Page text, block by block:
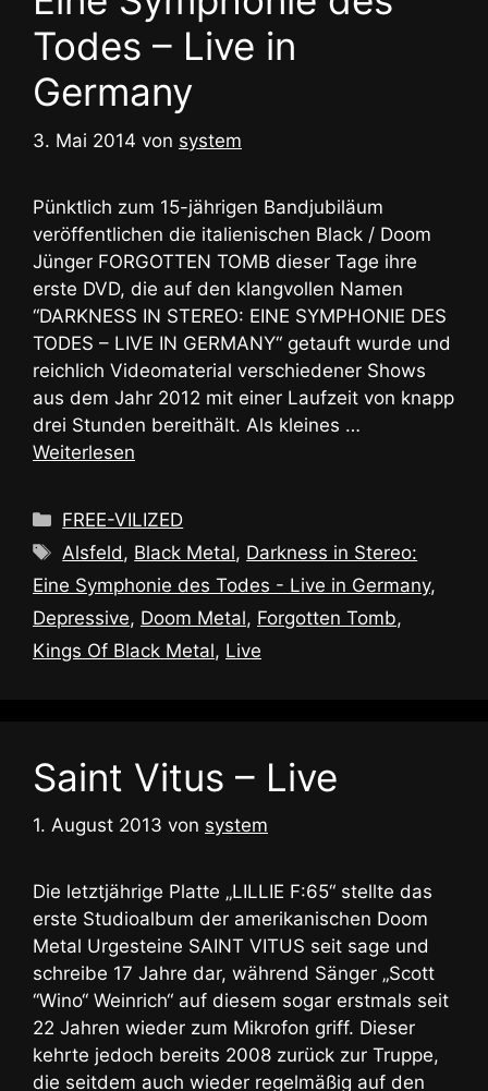
Todes – Live in
Germany
3. Mai 2014 von system
Pünktlich zum 15-jährigen Bandjubiläum
veröffentlichen die italienischen Black / Doom
Jünger FORGOTTEN TOMB dieser Tage ihre
erste DVD, die auf den klangvollen Namen
“DARKNESS IN STEREO: EINE SYMPHONIE DES
TODES – LIVE IN GERMANY“ getauft wurde und
reichlich Videomaterial verschiedener Shows
aus dem Jahr 2012 mit einer Laufzeit von knapp
drei Stunden bereithält. Als kleines …
Weiterlesen
Kategorien
FREE-VILIZED
Schlagwörter
Alsfeld, Black Metal, Darkness in Stereo:
Eine Symphonie des Todes - Live in Germany,
Depressive, Doom Metal, Forgotten Tomb,
Kings Of Black Metal, Live
Saint Vitus – Live
1. August 2013 von system
Die letztjährige Platte „LILLIE F:65“ stellte das
erste Studioalbum der amerikanischen Doom
Metal Urgesteine SAINT VITUS seit sage und
schreibe 17 Jahre dar, während Sänger „Scott
‘‘Wino‘‘ Weinrich“ auf diesem sogar erstmals seit
22 Jahren wieder zum Mikrofon griff. Dieser
kehrte jedoch bereits 2008 zurück zur Truppe,
die seitdem auch wieder regelmäßig auf den